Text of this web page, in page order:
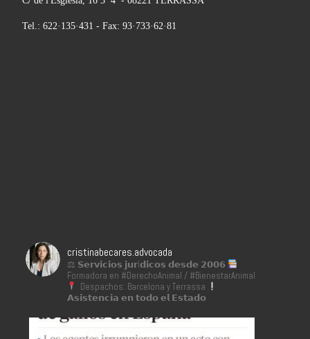
Tel.: 622·135·431 - Fax: 93·733·62·81
cristinabecares.advocada
⚖ 𝗦𝗲𝗿𝘃𝗶𝗰𝗶𝗼𝘀 𝗷𝘂𝗿í𝗱𝗶𝗰𝗼𝘀 𝗱𝗲𝘀𝗱𝗲 𝟮𝟬𝟬𝟲
Formadora en #DerechoAnimal / #BienestarAnimal
Despachos: Barcelona y Terrassa
𝗔𝘀𝗶𝘀𝘁𝗲𝗻𝗰𝗶𝗮 𝗲𝗻 𝘁𝗼𝗱𝗼 𝗲𝗹 𝗘𝘀𝘁𝗮𝗱𝗼